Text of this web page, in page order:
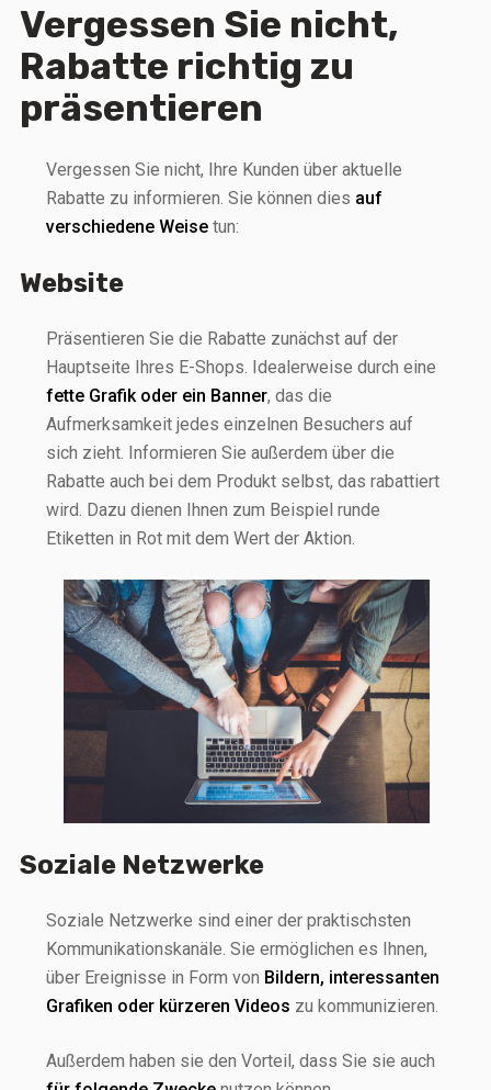
Vergessen Sie nicht,
Rabatte richtig zu
präsentieren
Vergessen Sie nicht, Ihre Kunden über aktuelle
Rabatte zu informieren. Sie können dies auf
verschiedene Weise tun:
Website
Präsentieren Sie die Rabatte zunächst auf der
Hauptseite Ihres E-Shops. Idealerweise durch eine
fette Grafik oder ein Banner, das die
Aufmerksamkeit jedes einzelnen Besuchers auf
sich zieht. Informieren Sie außerdem über die
Rabatte auch bei dem Produkt selbst, das rabattiert
wird. Dazu dienen Ihnen zum Beispiel runde
Etiketten in Rot mit dem Wert der Aktion.
Soziale Netzwerke
Soziale Netzwerke sind einer der praktischsten
Kommunikationskanäle. Sie ermöglichen es Ihnen,
über Ereignisse in Form von Bildern, interessanten
Grafiken oder kürzeren Videos zu kommunizieren.
Außerdem haben sie den Vorteil, dass Sie sie auch